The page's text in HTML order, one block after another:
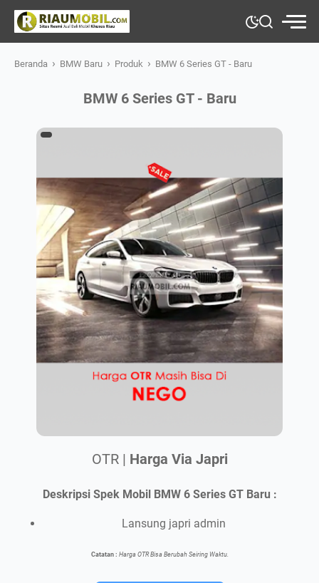
Beranda › BMW Baru › Produk › BMW 6 Series GT - Baru
BMW 6 Series GT - Baru
OTR | Harga Via Japri
Deskripsi Spek Mobil BMW 6 Series GT Baru :
Lansung japri admin
Catatan : Harga OTR Bisa Berubah Seiring Waktu.